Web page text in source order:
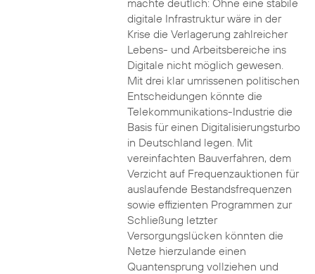
machte deutlich: Ohne eine stabile
digitale Infrastruktur wäre in der
Krise die Verlagerung zahlreicher
Lebens- und Arbeitsbereiche ins
Digitale nicht möglich gewesen.
Mit drei klar umrissenen politischen
Entscheidungen könnte die
Telekommunikations-Industrie die
Basis für einen Digitalisierungsturbo
in Deutschland legen. Mit
vereinfachten Bauverfahren, dem
Verzicht auf Frequenzauktionen für
auslaufende Bestandsfrequenzen
sowie effizienten Programmen zur
Schließung letzter
Versorgungslücken könnten die
Netze hierzulande einen
Quantensprung vollziehen und